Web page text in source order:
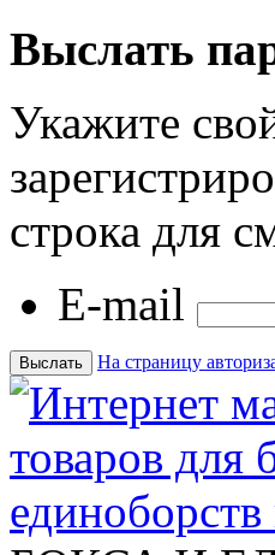
Выслать
Укажите
строка для
E-mail
На страницу